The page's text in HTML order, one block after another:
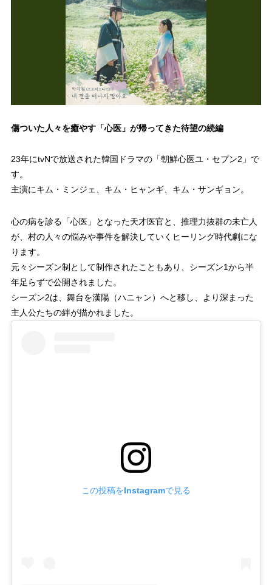
傷ついた人々を癒やす「心医」が帰ってきた待望の続編
23年にtvNで放送された韓国ドラマの「朝鮮心医ユ・セプン2」で
す。
主演にキム・ミンジェ、キム・ヒャンギ、キム・サンギョン。
心の病を診る「心医」となった天才医官と、推理力抜群の未亡人
が、村の人々の悩みや事件を解決していくヒーリング時代劇にな
ります。
元々シーズン制として制作されたこともあり、シーズン1から半
年足らずで公開されました。
シーズン2は、舞台を漢陽（ハニャン）へと移し、より深まった
主人公たちの絆が描かれました。
この投稿をInstagramで見る